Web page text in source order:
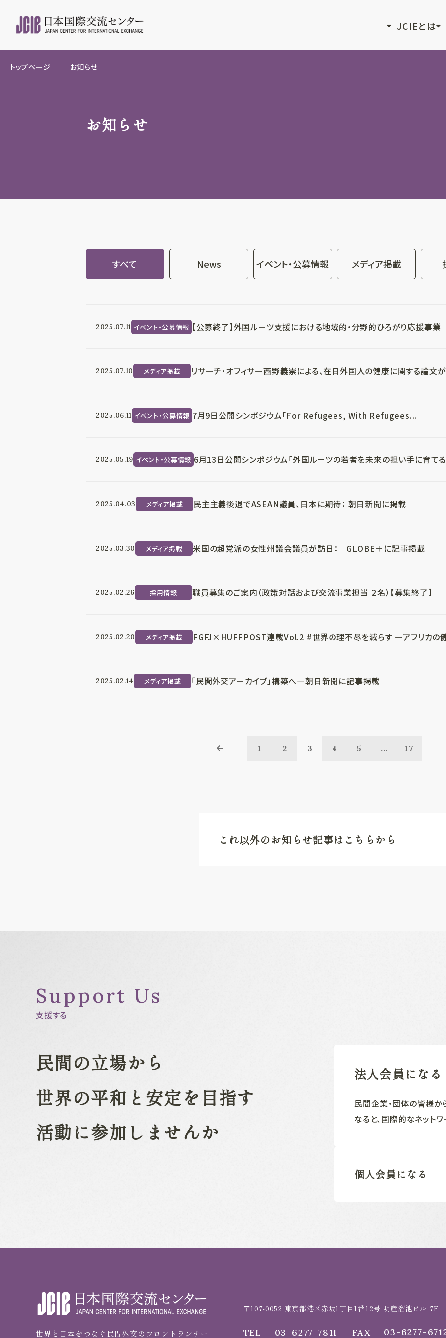
JCIEとは
トップページ お知らせ
お知らせ
すべて News イベント・公募情報 メディア掲載
2025.07.11 イベント・公募情報 【公募終了】外国ルーツ支援における地域的・分野的ひろがり応援事業
2025.07.10 メディア掲載 リサーチ・オフィサー西野義崇による、在日外国人の健康に関する論文
2025.06.11 イベント・公募情報 7月9日公開シンポジウム「For Refugees, With Refugees...
2025.05.19 イベント・公募情報 6月13日公開シンポジウム「外国ルーツの若者を未来の担い手に育てる
2025.04.03 メディア掲載 民主主義後退でASEAN議員、日本に期待： 朝日新聞に掲載
2025.03.30 メディア掲載 米国の超党派の女性州議会議員が訪日： GLOBE＋に記事掲載
2025.02.26 採用情報 職員募集のご案内（政策対話および交流事業担当 ２名）【募集終了】
2025.02.20 メディア掲載 FGFJ×HUFFPOST連載Vol.2 #世界の理不尽を減らす ーアフリカの
2025.02.14 メディア掲載 「民間外交アーカイブ」構築へ―朝日新聞に記事掲載
1 2 3 4 5 ... 17
これ以外のお知らせ記事はこちらから
Support Us
支援する
民間の立場から
世界の平和と安定を目指す
活動に参加しませんか
法人会員になる
民間企業‧団体の皆様か
なると、国際的なネット
個人会員になる
世界と日本をつなぐ民間外交のフロントランナー
〒107-0052 東京都港区赤坂1丁目1番12号 明産溜池ビル 7F
TEL 03-6277-7811 FAX 03-6277-